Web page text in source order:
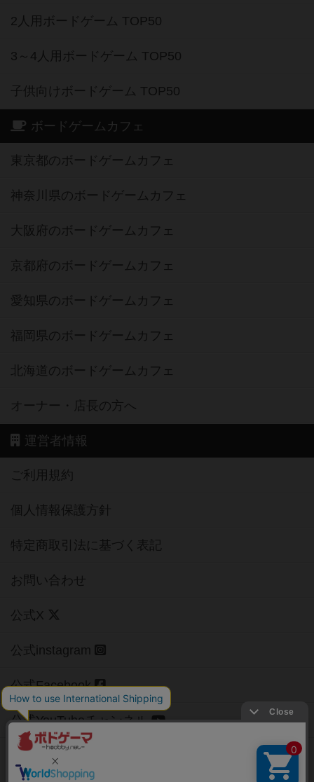
2人用ボードゲーム TOP50
3～4人用ボードゲーム TOP50
子供向けボードゲーム TOP50
ボードゲームカフェ
東京都のボードゲームカフェ
神奈川県のボードゲームカフェ
大阪府のボードゲームカフェ
京都府のボードゲームカフェ
愛知県のボードゲームカフェ
福岡県のボードゲームカフェ
北海道のボードゲームカフェ
オーナー・店長の方へ
運営者情報
ご利用規約
個人情報保護方針
特定商取引法に基づく表記
お問い合わせ
公式X
公式instagram
公式Facebook
公式YouTubeチャンネル